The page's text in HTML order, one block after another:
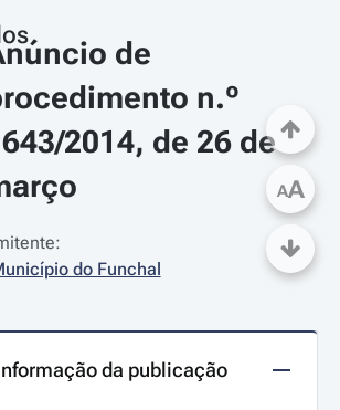
de
n.º
2014, de 26 de
do Funchal
da publicação
AA